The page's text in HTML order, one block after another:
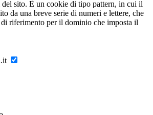
del sito. È un cookie di tipo pattern, in cui il
da una breve serie di numeri e lettere, che
riferimento per il dominio che imposta il